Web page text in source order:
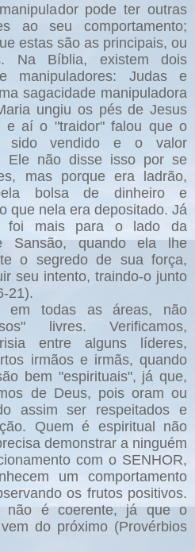
pode ter outras
ao seu comportamento;
estas são as principais, ou
Na Bíblia, existem dois
manipuladores: Judas e
sagacidade manipuladora
ungiu os pés de Jesus
e aí o "traidor" falou que o
sido vendido e o valor
Ele não disse isso por se
mas porque era ladrão,
bolsa de dinheiro e
que nela era depositado. Já
foi mais para o lado da
Sansão, quando ela lhe
o segredo de sua força,
seu intento, traindo-o junto
21).
em todas as áreas, não
livres. Verificamos,
entre alguns líderes,
irmãos e irmãs, quando
bem "espirituais", já que,
de Deus, pois oram ou
assim ser respeitados e
Quem é espiritual não
demonstrar a ninguém
com o SENHOR,
um comportamento
os frutos positivos.
não é coerente, já que o
do próximo (Provérbios